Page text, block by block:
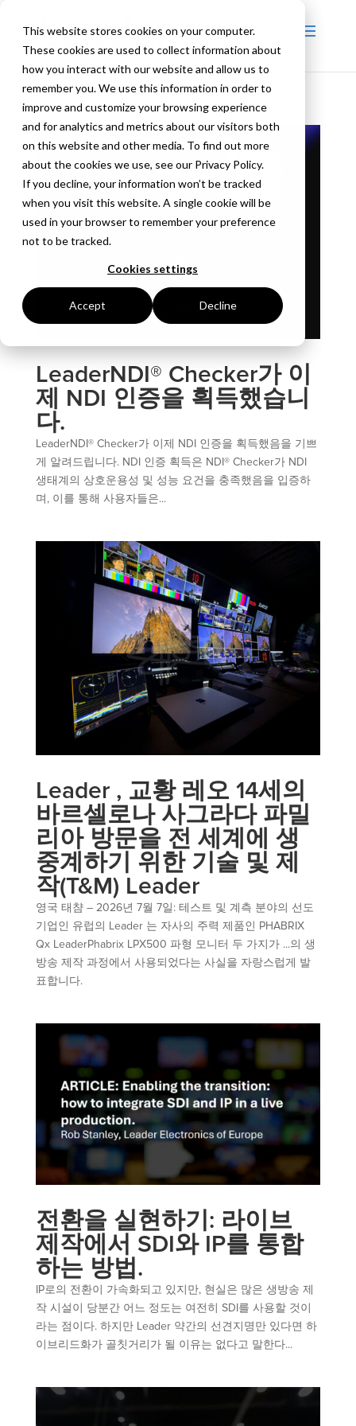
This website stores cookies on your computer.
These cookies are used to collect information about
how you interact with our website and allow us to
remember you. We use this information in order to
improve and customize your browsing experience
and for analytics and metrics about our visitors both
on this website and other media. To find out more
about the cookies we use, see our Privacy Policy.
If you decline, your information won’t be tracked
when you visit this website. A single cookie will be
used in your browser to remember your preference
not to be tracked.
Cookies settings
Accept Decline
LeaderNDI® Checker가 이
제 NDI 인증을 획득했습니
다.
LeaderNDI® Checker가 이제 NDI 인증을 획득했음을 기쁘
게 알려드립니다. NDI 인증 획득은 NDI® Checker가 NDI
생태계의 상호운용성 및 성능 요건을 충족했음을 입증하
며, 이를 통해 사용자들은...
Leader , 교황 레오 14세의
바르셀로나 사그라다 파밀
리아 방문을 전 세계에 생
중계하기 위한 기술 및 제
작(T&M) Leader
영국 태챰 – 2026년 7월 7일: 테스트 및 계측 분야의 선도
기업인 유럽의 Leader 는 자사의 주력 제품인 PHABRIX
Qx LeaderPhabrix LPX500 파형 모니터 두 가지가 ...의 생
방송 제작 과정에서 사용되었다는 사실을 자랑스럽게 발
표합니다.
전환을 실현하기: 라이브
제작에서 SDI와 IP를 통합
하는 방법.
IP로의 전환이 가속화되고 있지만, 현실은 많은 생방송 제
작 시설이 당분간 어느 정도는 여전히 SDI를 사용할 것이
라는 점이다. 하지만 Leader 약간의 선견지명만 있다면 하
이브리드화가 골칫거리가 될 이유는 없다고 말한다...